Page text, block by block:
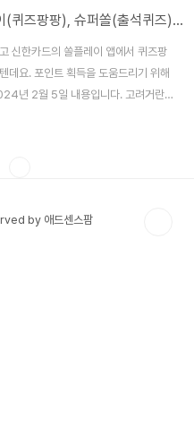
신한 쏠뱅크(쏠야구 쏠퀴즈), 쏠플레이(퀴즈팡팡), 슈퍼쏠(출석퀴즈) 정답 2월 5일
신한카드의 쏠플레이 앱에서 퀴즈팡
데요. 포인트 획득을 도움드리기 위해
년 2월 5일 내용입니다. 고려거란
뱅크 쏠야구(쏠퀴즈) 2월 5일 문제 및
by 애드센스팜